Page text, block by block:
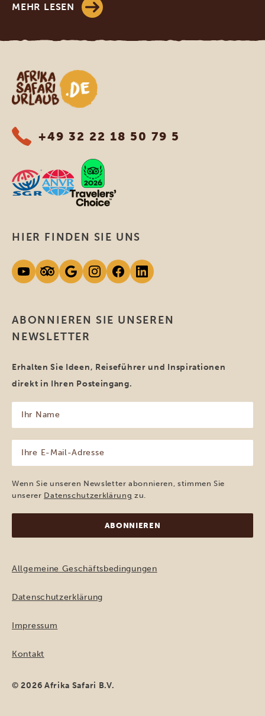
MEHR LESEN
Afrika Safari Urlaub
+49 32 22 18 50 79 5
ABONNIEREN SIE UNSEREN
NEWSLETTER
Erhalten Sie Ideen, Reiseführer und Inspirationen
direkt in Ihren Posteingang.
Name
(erforderlich)
Mail-
Adresse
(erforderlich)
Wenn Sie unseren Newsletter abonnieren, stimmen Sie
unserer Datenschutzerklärung zu.
HIER FINDEN SIE UNS
Allgemeine Geschäftsbedingungen
Datenschutzerklärung
Impressum
Kontakt
© 2026 Afrika Safari B.V.